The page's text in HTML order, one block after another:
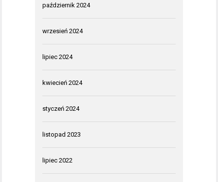
październik 2024
wrzesień 2024
lipiec 2024
kwiecień 2024
styczeń 2024
listopad 2023
lipiec 2022